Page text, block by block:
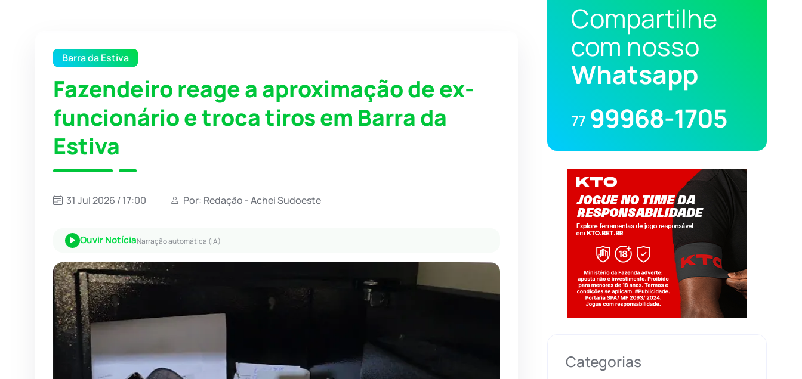
Barra da Estiva
Fazendeiro reage a aproximação de ex-
funcionário e troca tiros em Barra da
Estiva
31 Jul 2026 / 17:00 Por: Redação - Achei Sudoeste
Ouvir NotíciaNarração automática (IA)
Compartilhe
com nosso
Whatsapp
77 99968-1705
Categorias